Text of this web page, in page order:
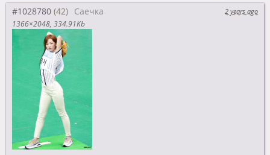
#1028780 Саечка
2 years ago
1366×2048 334.91Kb